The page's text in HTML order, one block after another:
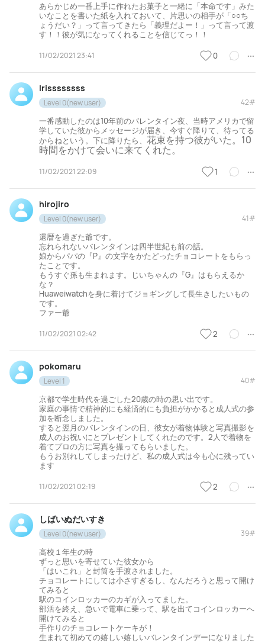
あらかじめ一番上手に作れたお菓子と一緒に「本命です」みた
いなことを書いた紙を入れておいて、片思いの相手が「○○ち
ょうだい？」って言ってきたら「義理だよー！」って言って渡
す！！彼が気になってくれることを信じてっ！！
11/02/2021 23:41 0
Irissssssss
Level 0(new user) 42#
一番感動したのは10年前のバレンタイン夜、当時アメリカで留
学していた彼からメッセージが届き、今すぐ降りて、待ってる
からねという。下に降りたら、 花束を持つ彼がいた。10
時間をかけて会いに来てくれた。
11/02/2021 22:09 1
hirojiro
Level 0(new user) 41#
還暦を過ぎた爺です。
忘れられないバレンタインは四半世紀も前の話。
娘からパパの『P』の文字をかたどったチョコレートをもらっ
たことです。
もうすぐ孫も生まれます。じいちゃんの『G』はもらえるか
な？
Huaweiwatchを身に着けてジョギングして長生きしたいもの
です。
ファー爺
11/02/2021 02:42 2
pokomaru
Level 1 40#
京都で学生時代を過ごした20歳の時の思い出です。
家庭の事情で精神的にも経済的にも負担がかかると成人式の参
加を断念しました。
すると翌月のバレンタインの日、彼女が着物体験と写真撮影を
成人のお祝いにとプレゼントしてくれたのです。2人で着物を
着てプロの方に写真を撮ってもらいました。
もうお別れしてしまったけど、私の成人式は今も心に残ってい
ます
11/02/2021 02:19 2
しばいぬだいすき
Level 0(new user) 39#
高校１年生の時
ずっと思いを寄せていた彼女から
「はいこれ」と封筒を手渡されました。
チョコレートにしては小さすぎるし、なんだろうと思って開け
てみると
駅のコインロッカーのカギが入ってました。
部活を終え、急いで電車に乗って、駅を出てコインロッカーへ
開けてみると
手作りのチョコレートケーキが！
生まれて初めての嬉しい嬉しいバレンタインデーになりました